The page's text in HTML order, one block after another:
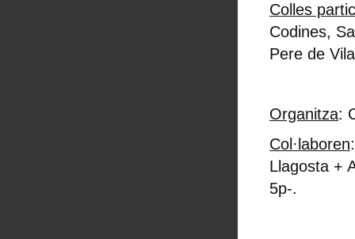
Colles
Codines,
Pere de
Organitza:
Col·laboren
Llagosta +
5p-.